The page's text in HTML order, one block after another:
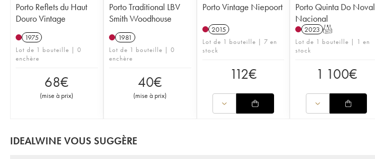
Porto Reflets du Haut
Douro Vintage
1975
Lot de 1 bouteille | 0
enchère
68€
(mise à prix)
Porto Traditional LBV
Smith Woodhouse
1981
Lot de 1 bouteille | 0
enchère
40€
(mise à prix)
Porto Vintage Niepoort
2015
Lot de 1 bouteille | 7 en
stock
112€
Porto Quinta Do Noval
Nacional
2023 T
Lot de 1 bouteille | 1 en
stock
1 100€
IDEALWINE VOUS SUGGÈRE